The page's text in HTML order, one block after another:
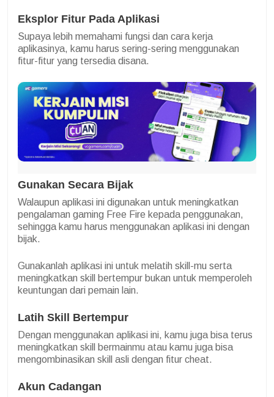
Eksplor Fitur Pada Aplikasi
Supaya lebih memahami fungsi dan cara kerja
aplikasinya, kamu harus sering-sering menggunakan
fitur-fitur yang tersedia disana.
Gunakan Secara Bijak
Walaupun aplikasi ini digunakan untuk meningkatkan
pengalaman gaming Free Fire kepada penggunakan,
sehingga kamu harus menggunakan aplikasi ini dengan
bijak.
Gunakanlah aplikasi ini untuk melatih skill-mu serta
meningkatkan skill bertempur bukan untuk memperoleh
keuntungan dari pemain lain.
Latih Skill Bertempur
Dengan menggunakan aplikasi ini, kamu juga bisa terus
meningkatkan skill bermainmu atau kamu juga bisa
mengombinasikan skill asli dengan fitur cheat.
Akun Cadangan